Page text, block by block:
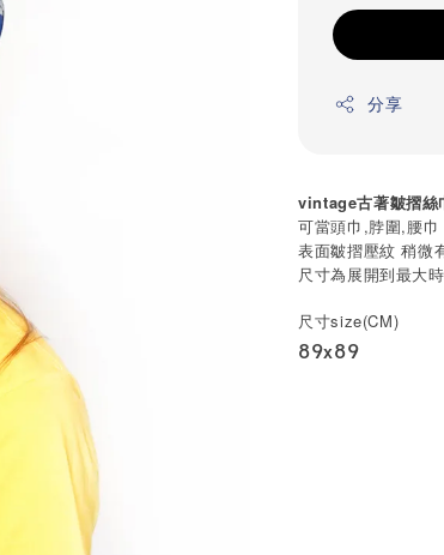
分享
vintage古著皺摺絲
可當頭巾,脖圍,腰巾
表面皺摺壓紋 稍微
尺寸為展開到最大
尺寸size(CM)
89x89